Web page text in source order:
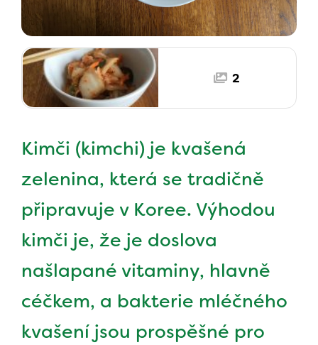
2
Kimči (kimchi) je kvašená
zelenina, která se tradičně
připravuje v Koree. Výhodou
kimči je, že je doslova
našlapané vitaminy, hlavně
céčkem, a bakterie mléčného
kvašení jsou prospěšné pro